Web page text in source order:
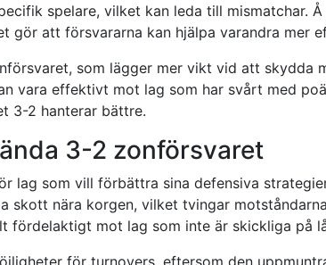
spelare, vilket kan leda till mismatchar.
gör att försvararna kan hjälpa varandra mer
som lägger mer vikt vid att skydda
vara effektivt mot lag som har svårt med
3-2 hanterar bättre.
3-2 zonförsvaret
lag som vill förbättra sina defensiva
skott nära korgen, vilket tvingar
fördelaktigt mot lag som inte är skickliga på
för turnovers, eftersom den